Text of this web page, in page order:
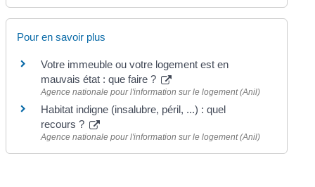
Pour en savoir plus
Votre immeuble ou votre logement est en
mauvais état : que faire ?
Agence nationale pour l'information sur le logement (Anil)
Habitat indigne (insalubre, péril, ...) : quel
recours ?
Agence nationale pour l'information sur le logement (Anil)